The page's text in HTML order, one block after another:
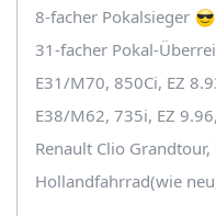
8-facher Pokalsieger
31-facher Pokal-
E31/M70, 850Ci, EZ
E38/M62, 735i, EZ
Renault Clio
Hollandfahrrad(wie